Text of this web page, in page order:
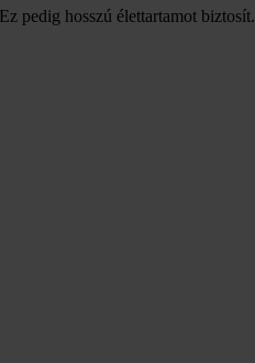
pedig hosszú élettartamot biztosít.